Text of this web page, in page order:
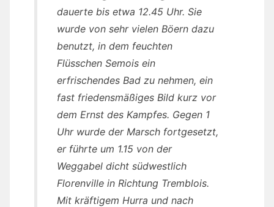
dauerte bis etwa 12.45 Uhr. Sie
wurde von sehr vielen Böern dazu
benutzt, in dem feuchten
Flüsschen Semois ein
erfrischendes Bad zu nehmen, ein
fast friedensmäßiges Bild kurz vor
dem Ernst des Kampfes. Gegen 1
Uhr wurde der Marsch fortgesetzt,
er führte um 1.15 von der
Weggabel dicht südwestlich
Florenville in Richtung Tremblois.
Mit kräftigem Hurra und nach